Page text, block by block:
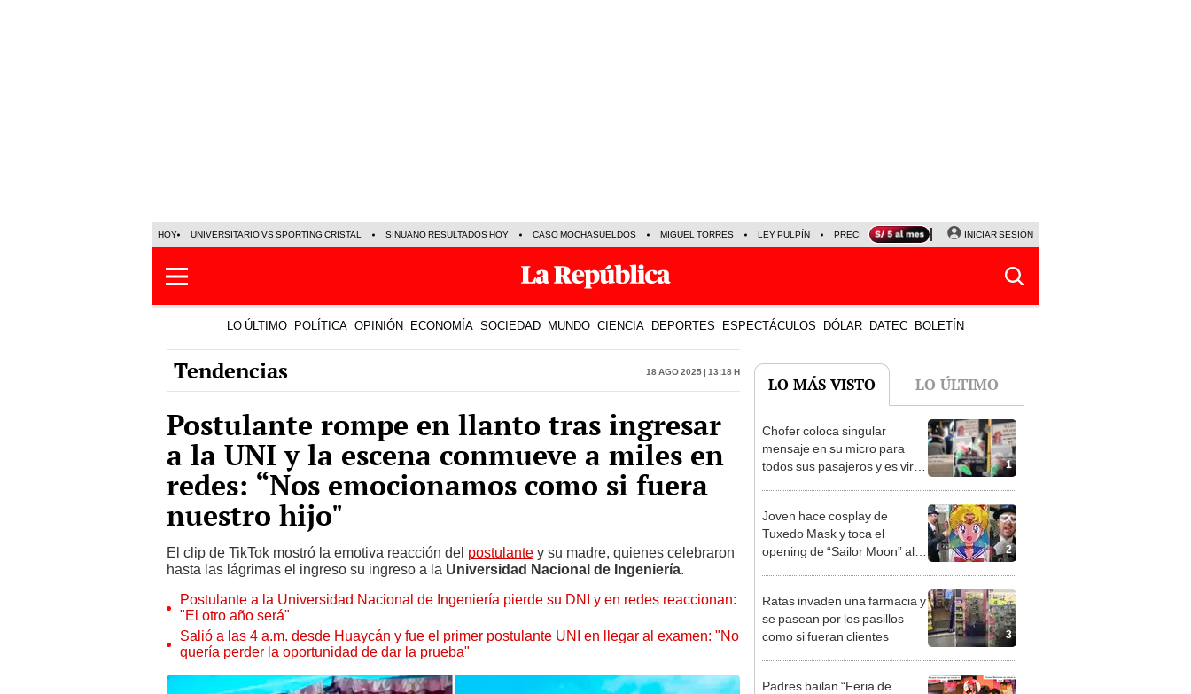
HOY UNIVERSITARIO VS SPORTING CRISTAL SINUANO RESULTADOS HOY CASO MOCHASUELDOS MIGUEL TORRES LEY PULPÍN PRECIO DEL DÓLAR CORTE DE LUZ VIERNES 7 DE AGOSTO
INICIAR SESIÓN
LO ÚLTIMO POLÍTICA OPINIÓN ECONOMÍA SOCIEDAD MUNDO CIENCIA DEPORTES ESPECTÁCULOS DÓLAR DATEC BOLETÍN
Tendencias 18 Ago 2025 | 13:18 h
Postulante rompe en llanto tras ingresar
a la UNI y la escena conmueve a miles en
redes: “Nos emocionamos como si fuera
nuestro hijo"
El clip de TikTok mostró la emotiva reacción del postulante y su madre, quienes celebraron
hasta las lágrimas el ingreso su ingreso a la Universidad Nacional de Ingeniería.
Postulante a la Universidad Nacional de Ingeniería pierde su DNI y en redes reaccionan:
"El otro año será"
Salió a las 4 a.m. desde Huaycán y fue el primer postulante UNI en llegar al examen: "No
quería perder la oportunidad de dar la prueba"
LO MÁS VISTO LO ÚLTIMO
1
Chofer coloca singular
mensaje en su micro para
todos sus pasajeros y es viral:
2
Joven hace cosplay de
Tuxedo Mask y toca el
opening de “Sailor Moon” al
3
Ratas invaden una farmacia y
se pasean por los pasillos
como si fueran clientes
Padres bailan “Feria de